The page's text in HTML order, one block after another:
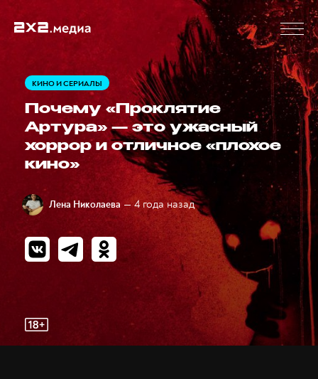
КИНО И СЕРИАЛЫ
Почему «Проклятие
Артура» — это ужасный
хоррор и отличное «плохое
кино»
Лена Николаева — 4 года назад